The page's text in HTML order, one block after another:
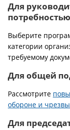
Для
Выберите
категории
требуемому
Для общей
Рассмотрите
обороне и
Для